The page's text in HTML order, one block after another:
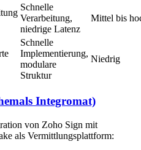
Schnelle
Verarbeitung,
niedrige Latenz
Mittel bis
Schnelle
Implementierung,
modulare
Struktur
Niedrig
Integromat)
von Zoho Sign mit
als Vermittlungsplattform: